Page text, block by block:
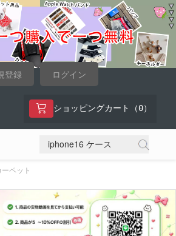
登録 ログイン
ショッピングカート（ 0）
ペット